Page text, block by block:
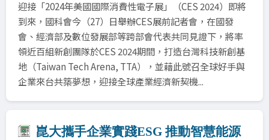
迎接「2024年美國國際消費性電子展」（CES 2024）即將
到來，國科會今（27）日舉辦CES展前記者會，在國發
會、經濟部及數位發展部等跨部會代表共同見證下，將率
領近百組新創團隊於CES 2024期間，打造台灣科技新創基
地（Taiwan Tech Arena, TTA），並藉此號召全球好手與
企業來台共築夢想，迎接全球產業經濟新契機...
崑大攜手企業實踐ESG 推動智慧能源